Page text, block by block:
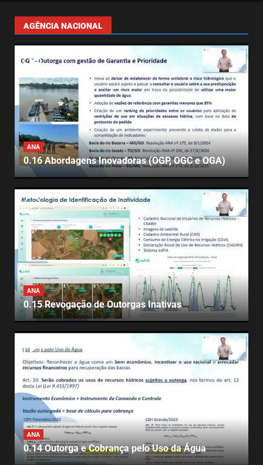
AGÊNCIA NACIONAL
ANA
0.16 Abordagens Inovadoras (OGP, OGC e OGA)
ANA
0.15 Revogação de Outorgas Inativas
ANA
0.14 Outorga e Cobrança pelo Uso da Água